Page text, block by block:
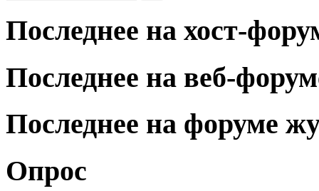
Последнее на хост-
Последнее на веб-
Последнее на форуме
Опрос